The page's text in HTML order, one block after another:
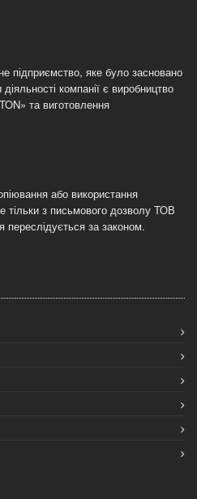
підприємство, яке було засновано
компанії є виробництво
та виготовлення
або використання
тільки з письмового дозволу ТОВ
переслідується за законом.